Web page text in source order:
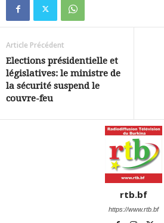
Article Précédent
Elections présidentielle et
législatives: le ministre de
la sécurité suspend le
couvre-feu
rtb.bf
https://www.rtb.bf